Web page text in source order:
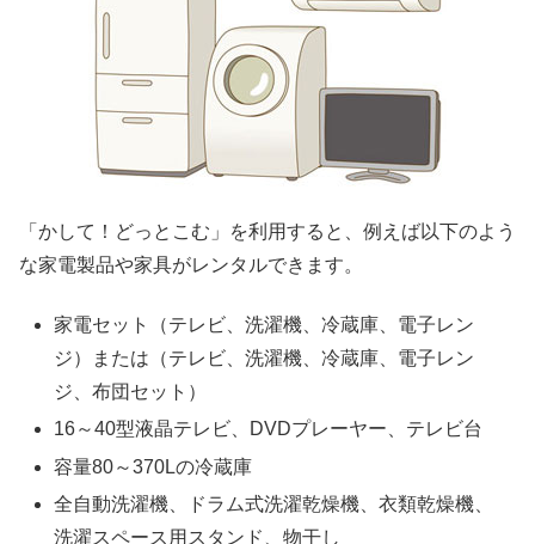
「かして！どっとこむ」を利用すると、例えば以下のよう
な家電製品や家具がレンタルできます。
家電セット（テレビ、洗濯機、冷蔵庫、電子レン
ジ）または（テレビ、洗濯機、冷蔵庫、電子レン
ジ、布団セット）
16～40型液晶テレビ、DVDプレーヤー、テレビ台
容量80～370Lの冷蔵庫
全自動洗濯機、ドラム式洗濯乾燥機、衣類乾燥機、
洗濯スペース用スタンド、物干し